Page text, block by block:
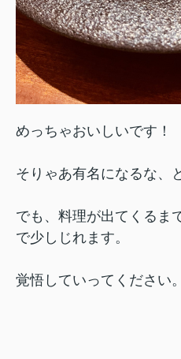
めっちゃおいしいです！
そりゃあ有名になるな、
でも、料理が出てくるま
で少しじれます。
覚悟していってください。